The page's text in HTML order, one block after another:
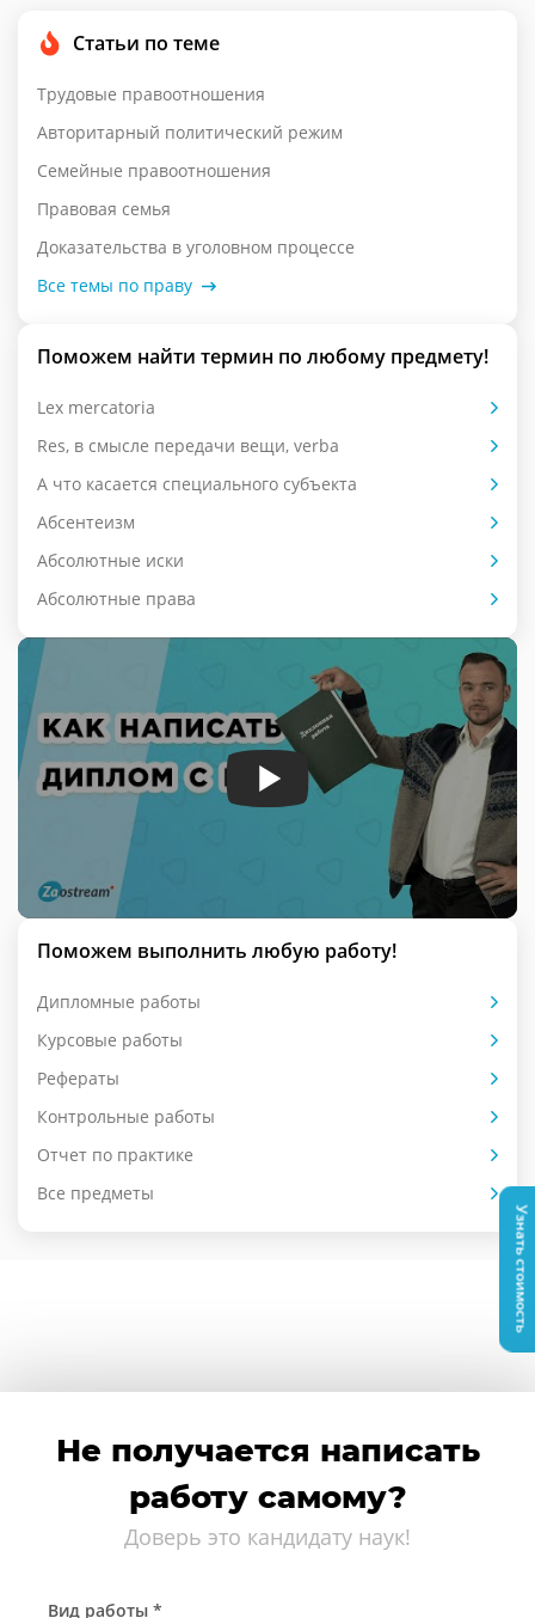
Статьи по теме
Трудовые правоотношения
Авторитарный политический режим
Семейные правоотношения
Правовая семья
Доказательства в уголовном процессе
Все темы по праву
Поможем найти термин по любому предмету!
Lex mercatoria
Res, в смысле передачи вещи, verba
А что касается специального субъекта
Абсентеизм
Абсолютные иски
Абсолютные права
Поможем выполнить любую работу!
Дипломные работы
Курсовые работы
Рефераты
Контрольные работы
Отчет по практике
Все предметы
Не получается написать
работу самому?
Доверь это кандидату наук!
Вид работы *
Узнать стоимость